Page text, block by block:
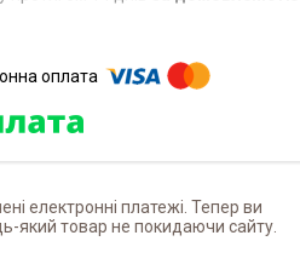
електронні платежі. Тепер ви
який товар не покидаючи сайту.